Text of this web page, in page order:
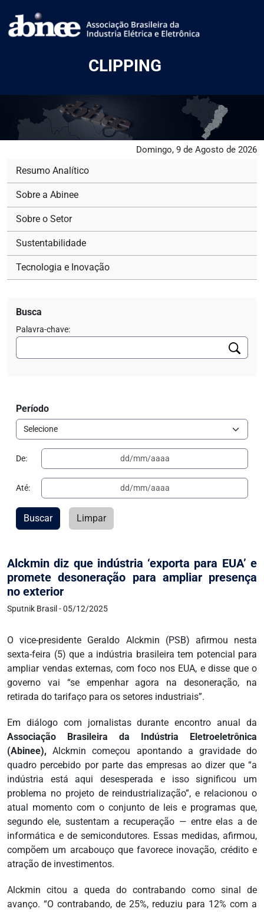
CLIPPING
Domingo, 9 de Agosto de 2026
Alckmin diz que indústria ‘exporta para EUA’ e
promete desoneração para ampliar presença
no exterior
Sputnik Brasil - 05/12/2025
O vice-presidente Geraldo Alckmin (PSB) afirmou nesta
sexta-feira (5) que a indústria brasileira tem potencial para
ampliar vendas externas, com foco nos EUA, e disse que o
governo vai “se empenhar agora na desoneração, na
retirada do tarifaço para os setores industriais”.
Em diálogo com jornalistas durante encontro anual da
Associação Brasileira da Indústria Eletroeletrônica
(Abinee), Alckmin começou apontando a gravidade do
quadro percebido por parte das empresas ao dizer que “a
indústria está aqui desesperada e isso significou um
problema no projeto de reindustrialização”, e relacionou o
atual momento com o conjunto de leis e programas que,
segundo ele, sustentam a recuperação — entre elas a de
informática e de semicondutores. Essas medidas, afirmou,
compõem um arcabouço que favorece inovação, crédito e
atração de investimentos.
Alckmin citou a queda do contrabando como sinal de
avanço. “O contrabando, de 25%, reduziu para 12% com a
Resumo Analítico
Sobre a Abinee
Sobre o Setor
Sustentabilidade
Tecnologia e Inovação
Busca
Palavra-chave:
Período
De:
Até:
Buscar Limpar